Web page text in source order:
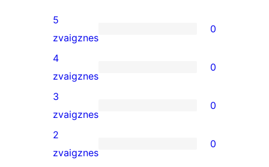
0
5-
star
reviews
5
zvaigznes
0
0
4-
star
reviews
4
zvaigznes
0
0
3-
star
3
zvaigznes
0
0
2
zvaigznes
0